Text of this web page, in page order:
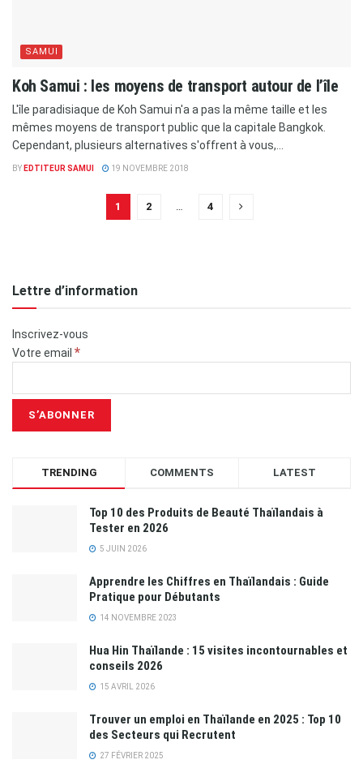
SAMUI
Koh Samui : les moyens de transport autour de l’île
L'île paradisiaque de Koh Samui n'a a pas la même taille et les
mêmes moyens de transport public que la capitale Bangkok.
Cependant, plusieurs alternatives s'offrent à vous,...
BY EDTITEUR SAMUI 19 NOVEMBRE 2018
1 2 … 4
Lettre d’information
Inscrivez-vous
Votre email *
TRENDING COMMENTS LATEST
Top 10 des Produits de Beauté Thaïlandais à
Tester en 2026
5 JUIN 2026
Apprendre les Chiffres en Thaïlandais : Guide
Pratique pour Débutants
14 NOVEMBRE 2023
Hua Hin Thaïlande : 15 visites incontournables et
conseils 2026
15 AVRIL 2026
Trouver un emploi en Thaïlande en 2025 : Top 10
des Secteurs qui Recrutent
27 FÉVRIER 2025